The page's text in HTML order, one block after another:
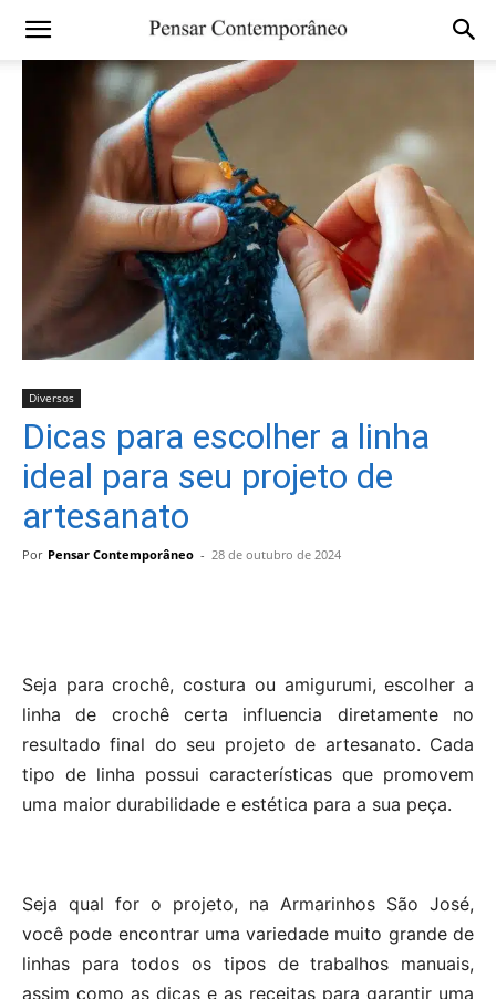
Diversos
Dicas para escolher a linha
ideal para seu projeto de
artesanato
Por Pensar Contemporâneo - 28 de outubro de 2024
Seja para crochê, costura ou amigurumi, escolher a
linha de crochê certa influencia diretamente no
resultado final do seu projeto de artesanato. Cada
tipo de linha possui características que promovem
uma maior durabilidade e estética para a sua peça.
Seja qual for o projeto, na Armarinhos São José,
você pode encontrar uma variedade muito grande de
linhas para todos os tipos de trabalhos manuais,
assim como as dicas e as receitas para garantir uma